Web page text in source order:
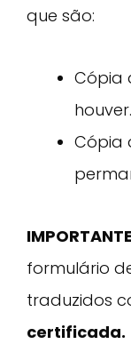
que são:
Cópia
houver.
Cópia
formulário
traduzidos
certificada.